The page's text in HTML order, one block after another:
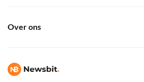
Over ons